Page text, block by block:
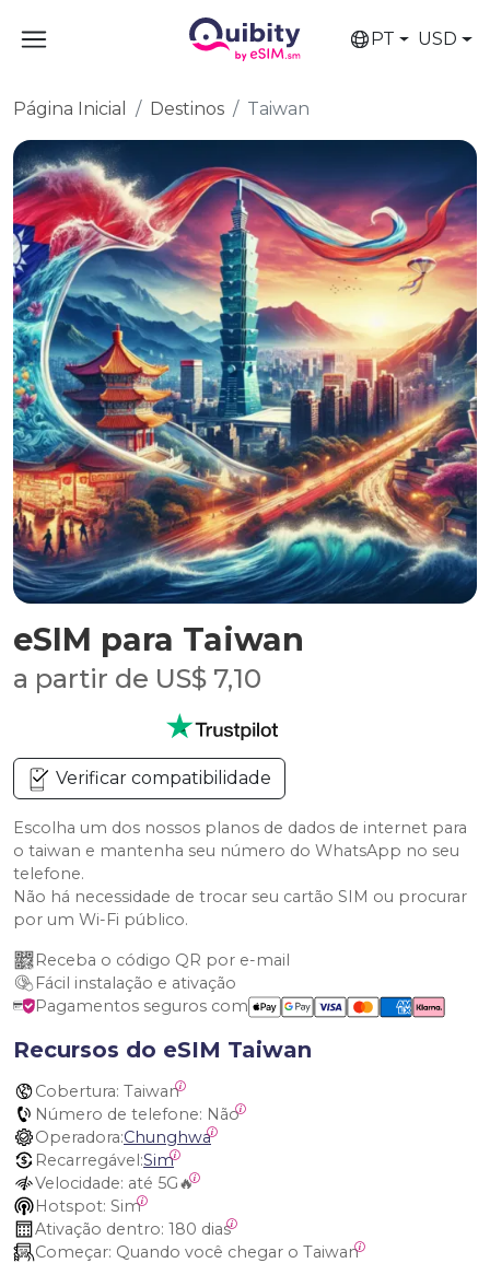
PT USD
Página Inicial Destinos Taiwan
eSIM para Taiwan
a partir de US$ 7,10
Verificar compatibilidade
Escolha um dos nossos planos de dados de internet para
o taiwan e mantenha seu número do WhatsApp no seu
telefone.
Não há necessidade de trocar seu cartão SIM ou procurar
por um Wi-Fi público.
Receba o código QR por e-mail
Fácil instalação e ativação
Pagamentos seguros com
Recursos do eSIM Taiwan
Cobertura: Taiwan
Número de telefone: Não
Operadora:Chunghwa
Recarregável:Sim
Velocidade: até 5G🔥
Hotspot: Sim
Ativação dentro: 180 dias
Começar: Quando você chegar o Taiwan